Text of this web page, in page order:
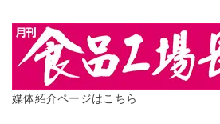
媒体紹介ページはこちら